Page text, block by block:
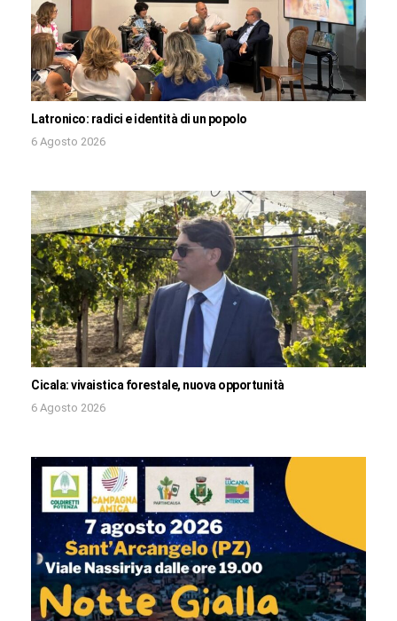
Latronico: radici e identità di un popolo
6 Agosto 2026
Cicala: vivaistica forestale, nuova opportunità
6 Agosto 2026